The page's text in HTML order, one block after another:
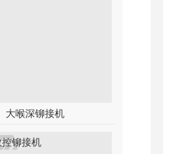
大喉深铆接机